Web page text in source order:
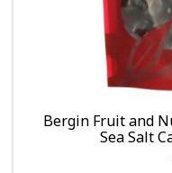
Bergin Fruit and
Sea Salt